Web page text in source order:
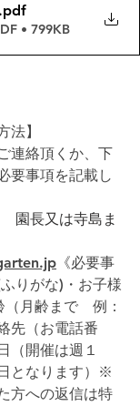
.pdf
• 799KB
法】
連絡頂くか、下
要事項を記載し
園長又は寺島ま
《必要事
りがな)・お子様
月齢まで　例：
先（お電話番
（開催は週１
となります）※
方への返信は特